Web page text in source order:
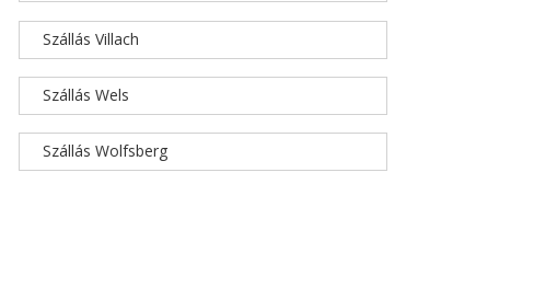
Szállás Villach
Szállás Wels
Szállás Wolfsberg